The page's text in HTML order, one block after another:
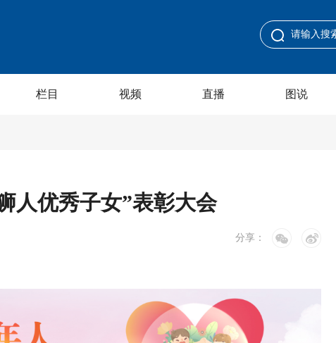
栏目 视频 直播 图说
人优秀子女”表彰大会
分享：